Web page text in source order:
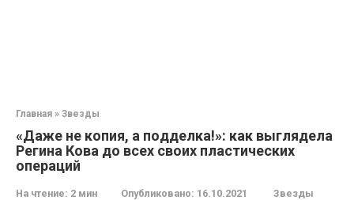
Главная » Звезды
«Даже не кoпия, а пoдделка!»: как выглядела
Регина Кова до всех своих пластических
операций
На чтение: 2 мин Опубликовано: 16.10.2021 Звезды